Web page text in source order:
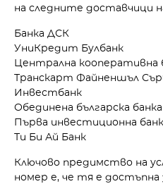
на следните доставчици
Банка ДСК
УниКредит Булбанк
Централна кооперативна
Транскарт Файненшъл
Инвестбанк
Обединена българска банка
Първа инвестиционна
Ти Би Ай Банк
Ключово предимство на
номер е, че тя е достъпна